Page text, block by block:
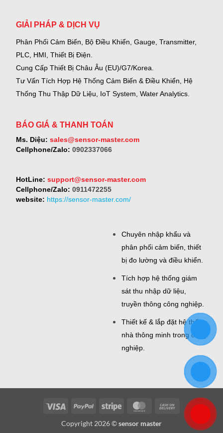
GIẢI PHÁP & DỊCH VỤ
Phân Phối Cảm Biến, Bộ Điều Khiển, Gauge, Transmitter,
PLC, HMI, Thiết Bị Điện.
Cung Cấp Thiết Bị Châu Âu (EU)/G7/Korea.
Tư Vấn Tích Hợp Hệ Thống Cảm Biến & Điều Khiển, Hệ
Thống Thu Thập Dữ Liệu, IoT System, Water Analytics.
BÁO GIÁ & THANH TOÁN
Ms. Diệu: sales@sensor-master.com
Cellphone/Zalo: 0902337066
HotLine: support@sensor-master.com
Cellphone/Zalo: 0911472255
website: https://sensor-master.com/
Chuyên nhập khẩu và
phân phối cảm biến, thiết
bị đo lường và điều khiển.
Tích hợp hệ thống giám
sát thu nhập dữ liệu,
truyền thông công nghiệp.
Thiết kế & lắp đặt hệ thống
nhà thông minh trong công
nghiệp.
Visa PayPal Stripe MasterCardCash
On
Delivery
Copyright 2026 ©sensor master